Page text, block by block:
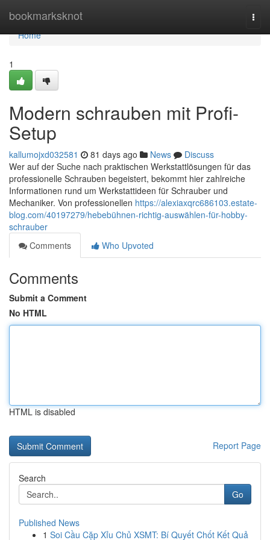
bookmarksknot
Home
Home
1
Modern schrauben mit Profi-
Setup
kallumojxd032581 81 days ago News
Discuss
Wer auf der Suche nach praktischen Werkstattlösungen für das
professionelle Schrauben begeistert, bekommt hier zahlreiche
Informationen rund um Werkstattideen für Schrauber und
Mechaniker. Von professionellen https://alexiaxqrc686103.estate-
blog.com/40197279/hebebühnen-richtig-auswählen-für-hobby-
schrauber
Comments
Who Upvoted
Comments
Submit a Comment
No HTML
HTML is disabled
Report Page
Search
Go
Published News
1 Soi Cầu Cặp Xỉu Chủ XSMT: Bí Quyết Chốt Kết Quả